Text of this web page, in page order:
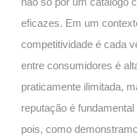
eficazes. Em um
competitividade é cada
entre consumidores é
praticamente ilimitada,
reputação é
pois, como